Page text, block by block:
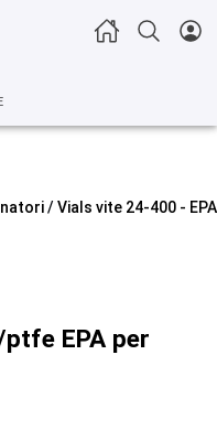
/ Vials vite 24-400 -
EPA per